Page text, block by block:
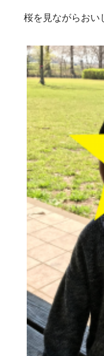
桜を見ながらお